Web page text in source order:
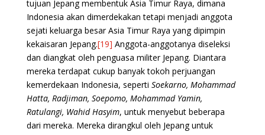
tujuan Jepang membentuk Asia Timur Raya, dimana
Indonesia akan dimerdekakan tetapi menjadi anggota
sejati keluarga besar Asia Timur Raya yang dipimpin
kekaisaran Jepang.[19] Anggota-anggotanya diseleksi
dan diangkat oleh penguasa militer Jepang. Diantara
mereka terdapat cukup banyak tokoh perjuangan
kemerdekaan Indonesia, seperti Soekarno, Mohammad
Hatta, Radjiman, Soepomo, Mohammad Yamin,
Ratulangi, Wahid Hasyim, untuk menyebut beberapa
dari mereka. Mereka dirangkul oleh Jepang untuk